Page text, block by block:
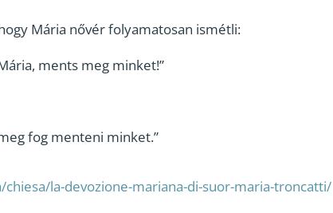
Mária nővér folyamatosan ismétli:
ments meg minket!”
fog menteni minket.”
la-devozione-mariana-di-suor-maria-troncatti/